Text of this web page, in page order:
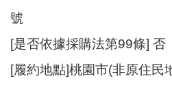
號
[是否依據採購法第99條] 否
[履約地點]桃園市(非原住民